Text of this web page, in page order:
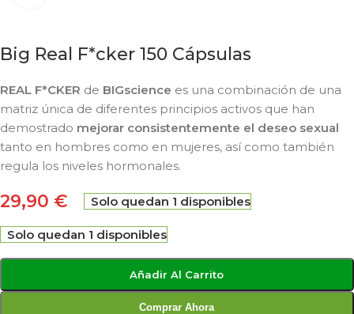
Big Real F*cker 150 Cápsulas
REAL F*CKER de BIGscience es una combinación de una
matriz única de diferentes principios activos que han
demostrado mejorar consistentemente el deseo sexual
tanto en hombres como en mujeres, así como también
regula los niveles hormonales.
29,90 € Solo quedan 1 disponibles
Solo quedan 1 disponibles
Añadir Al Carrito
Comprar Ahora